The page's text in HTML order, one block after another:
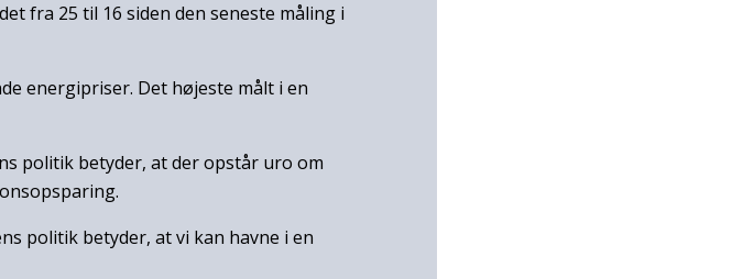
fra 25 til 16 siden den seneste måling i
energipriser. Det højeste målt i en
politik betyder, at der opstår uro om
politik betyder, at vi kan havne i en